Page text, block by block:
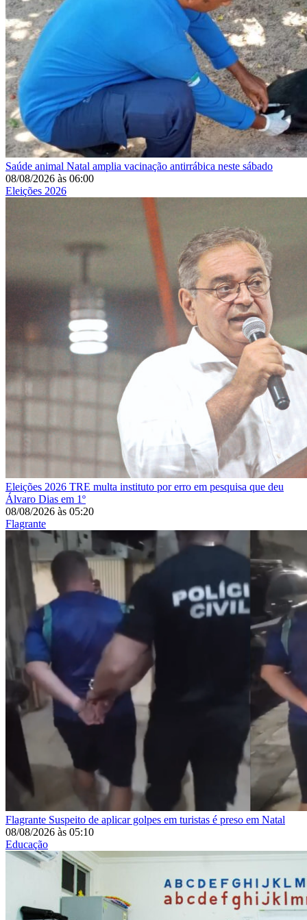
Saúde animal Natal amplia vacinação antirrábica neste sábado
08/08/2026 às 06:00
Eleições 2026
Eleições 2026 TRE multa instituto por erro em pesquisa que deu
Álvaro Dias em 1º
08/08/2026 às 05:20
Flagrante
Flagrante Suspeito de aplicar golpes em turistas é preso em Natal
08/08/2026 às 05:10
Educação